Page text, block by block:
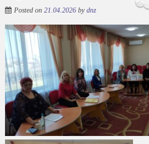
Posted on 21.04.2026 by dnz